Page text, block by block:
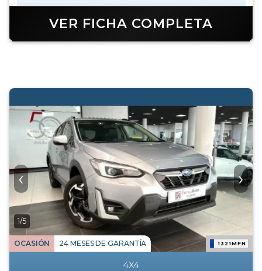
VER FICHA COMPLETA
‹ ›
1/5
OCASIÓN 24 MESES DE GARANTÍA 1321MFN
4X4